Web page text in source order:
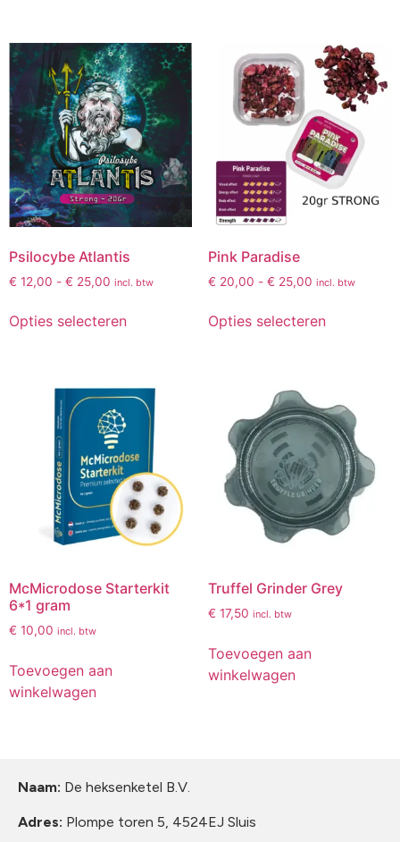
Psilocybe Atlantis
€ 12,00 - € 25,00 incl. btw
Opties selecteren
Pink Paradise
€ 20,00 - € 25,00 incl. btw
Opties selecteren
McMicrodose Starterkit
6*1 gram
€ 10,00 incl. btw
Toevoegen aan
winkelwagen
Truffel Grinder Grey
€ 17,50 incl. btw
Toevoegen aan
winkelwagen
Naam: De heksenketel B.V.
Adres: Plompe toren 5, 4524EJ Sluis